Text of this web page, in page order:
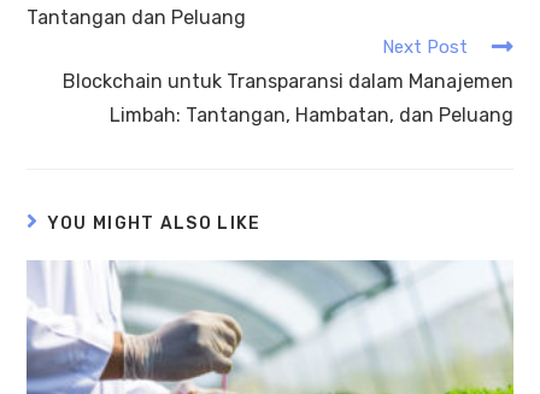
Tantangan dan Peluang
Next Post
Blockchain untuk Transparansi dalam Manajemen
Limbah: Tantangan, Hambatan, dan Peluang
YOU MIGHT ALSO LIKE